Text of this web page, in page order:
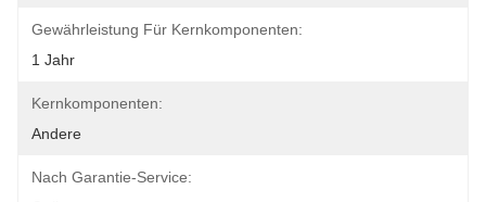
Gewährleistung Für Kernkomponenten:
1 Jahr
Kernkomponenten:
Andere
Nach Garantie-Service: